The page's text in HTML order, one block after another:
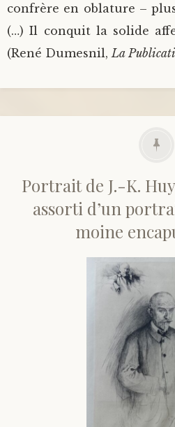
confrère en oblature –
(…) Il conquit la solide
(René Dumesnil, La
Portrait de J.-K.
assorti d’un
moine